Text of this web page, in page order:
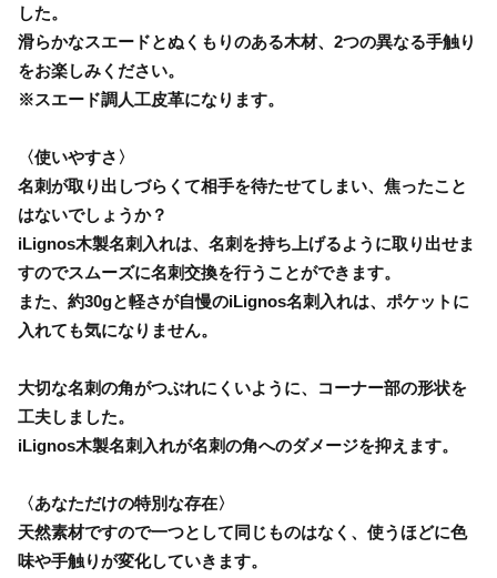
した。
滑らかなスエードとぬくもりのある木材、2つの異なる手触り
をお楽しみください。
※スエード調人工皮革になります。
〈使いやすさ〉
名刺が取り出しづらくて相手を待たせてしまい、焦ったこと
はないでしょうか？
iLignos木製名刺入れは、名刺を持ち上げるように取り出せま
すのでスムーズに名刺交換を行うことができます。
また、約30gと軽さが自慢のiLignos名刺入れは、ポケットに
入れても気になりません。
大切な名刺の角がつぶれにくいように、コーナー部の形状を
工夫しました。
iLignos木製名刺入れが名刺の角へのダメージを抑えます。
〈あなただけの特別な存在〉
天然素材ですので一つとして同じものはなく、使うほどに色
味や手触りが変化していきます。